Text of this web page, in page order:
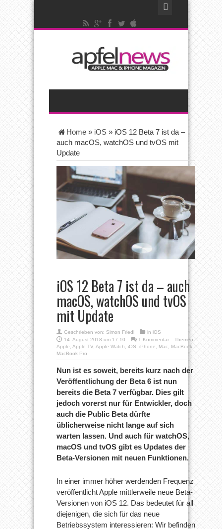
Home » iOS » iOS 12 Beta 7 ist da –
auch macOS, watchOS und tvOS mit
Update
iOS 12 Beta 7 ist da – auch
macOS, watchOS und tvOS
mit Update
Geschrieben von: Simon Friedl in iOS
14. August 2018 um 17:10
1 Kommentar
Themen:
Apple Apple TV, Apple Watch iOS iPhone Mac MacBook
MacBook Pro
Nun ist es soweit, bereits kurz nach der
Veröffentlichung der Beta 6 ist nun
bereits die Beta 7 verfügbar. Dies gilt
jedoch vorerst nur für Entwickler, doch
auch die Public Beta dürfte
üblicherweise nicht lange auf sich
warten lassen. Und auch für watchOS,
macOS und tvOS gibt es Updates der
Beta-Versionen mit neuen Funktionen.
In einer immer höher werdenden Frequenz
veröffentlicht Apple mittlerweile neue Beta-
Versionen von iOS 12. Das bedeutet für all
diejenigen, die sich für das neue
Betriebssystem interessieren: Wir befinden